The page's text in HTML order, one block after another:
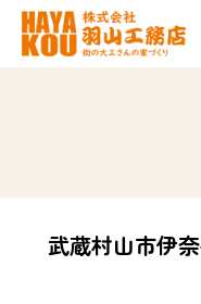
武蔵村山市伊